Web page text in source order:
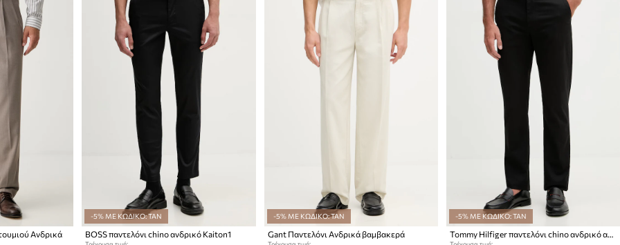
Ανδρικά
-5% ΜΕ ΚΩΔΙΚΟ: TAN
BOSS παντελόνι chino ανδρικό Kaiton1
-5% ΜΕ ΚΩΔΙΚΟ: TAN
Gant Παντελόνι Ανδρικά βαμβακερά
-5% ΜΕ ΚΩΔΙΚΟ: TAN
Tommy Hilfiger παντελόνι chino ανδρικό από βαμβάκι με ελαστάν